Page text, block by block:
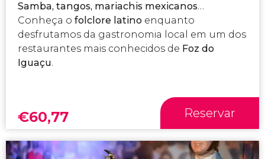
Samba, tangos, mariachis mexicanos…
Conheça o folclore latino enquanto
desfrutamos da gastronomia local em um dos
restaurantes mais conhecidos de Foz do
Iguaçu.
€60,77 Reservar